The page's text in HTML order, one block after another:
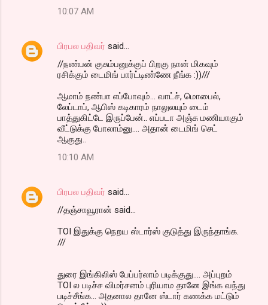
10:07 AM
பிரபல பதிவர் said…
//நண்பன் குசும்பனுக்குப் பிறகு நான் மிகவும்
ரசிக்கும் டைமிங் பார்ட்டிண்ணே நீங்க :))///
ஆமாம் நண்பா எப்போவும்... வாட்ச், மொபைல்,
லேப்டாப், ஆபிஸ் கடிகாரம் நாலுலயும் டைம்
பாத்துகிட்டே இருப்பேன்.. எப்படா அஞ்சு மணியாகும்
வீட்டுக்கு போலாம்னு.... அதான் டைமிங் செட்
ஆகுது..
10:10 AM
பிரபல பதிவர் said…
//தஞ்சாவூரான் said...
TOI இதுக்கு நெறய ஸ்டார்ஸ் குடுத்து இருந்தாங்க.
///
துரை இங்கிலிஸ் பேப்ப‌ர்லாம் ப‌டிக்குது.... அப்புற‌ம்
TOI ல‌ ப‌டிச்ச‌ விம‌ர்ச‌ன‌ம் புரியாம‌ தானே இங்க‌ வ‌ந்து
ப‌டிச்சீங்க‌... அதனால தானே ஸ்டார் க‌ணக்க‌ ம‌ட்டும்